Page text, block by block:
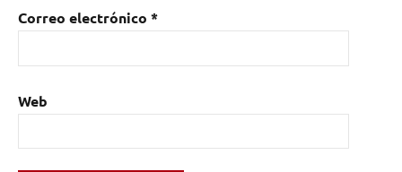
Correo electrónico *
Web